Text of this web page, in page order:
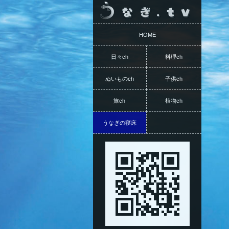
HOME
日々ch 料理ch
ぬいものch 子供ch
旅ch 植物ch
うなぎの寝床